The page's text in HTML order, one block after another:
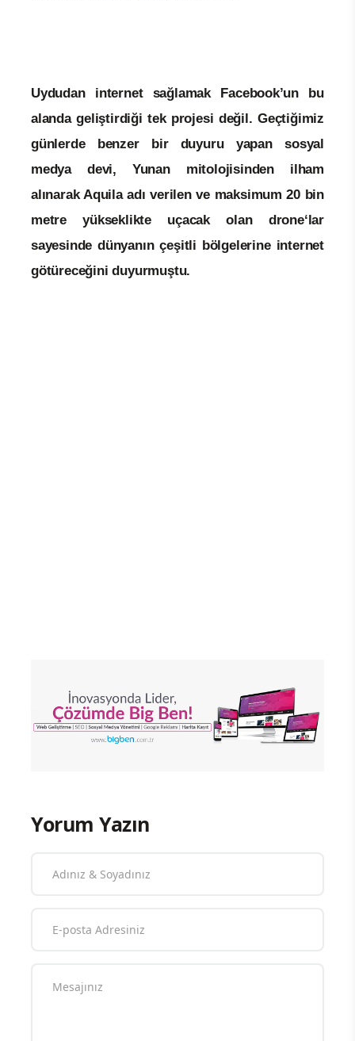
Uydudan internet sağlamak Facebook’un bu
alanda geliştirdiği tek projesi değil. Geçtiğimiz
günlerde benzer bir duyuru yapan sosyal
medya devi, Yunan mitolojisinden ilham
alınarak Aquila adı verilen ve maksimum 20 bin
metre yükseklikte uçacak olan drone‘lar
sayesinde dünyanın çeşitli bölgelerine internet
götüreceğini duyurmuştu.
Yorum Yazın